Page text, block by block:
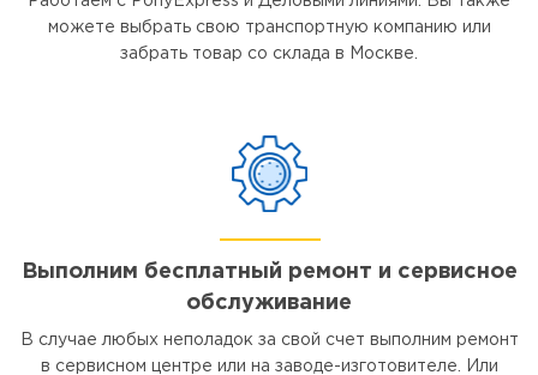
можете выбрать свою транспортную компанию или
забрать товар со склада в Москве.
Выполним бесплатный ремонт и сервисное
обслуживание
В случае любых неполадок за свой счет выполним ремонт
в сервисном центре или на заводе-изготовителе. Или